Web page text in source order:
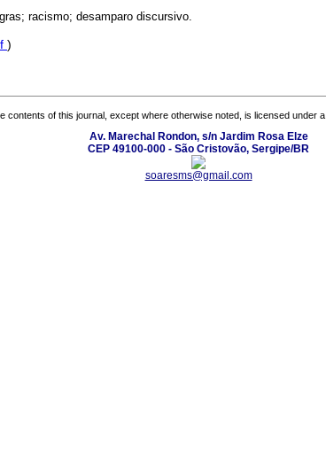
racismo; desamparo discursivo.
)
contents of this journal, except where otherwise noted, is licensed under a
Av. Marechal Rondon, s/n Jardim Rosa Elze
CEP 49100-000 - São Cristovão, Sergipe/BR
soaresms@gmail.com